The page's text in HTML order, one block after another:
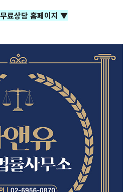
료상담 홈페이지 ▼